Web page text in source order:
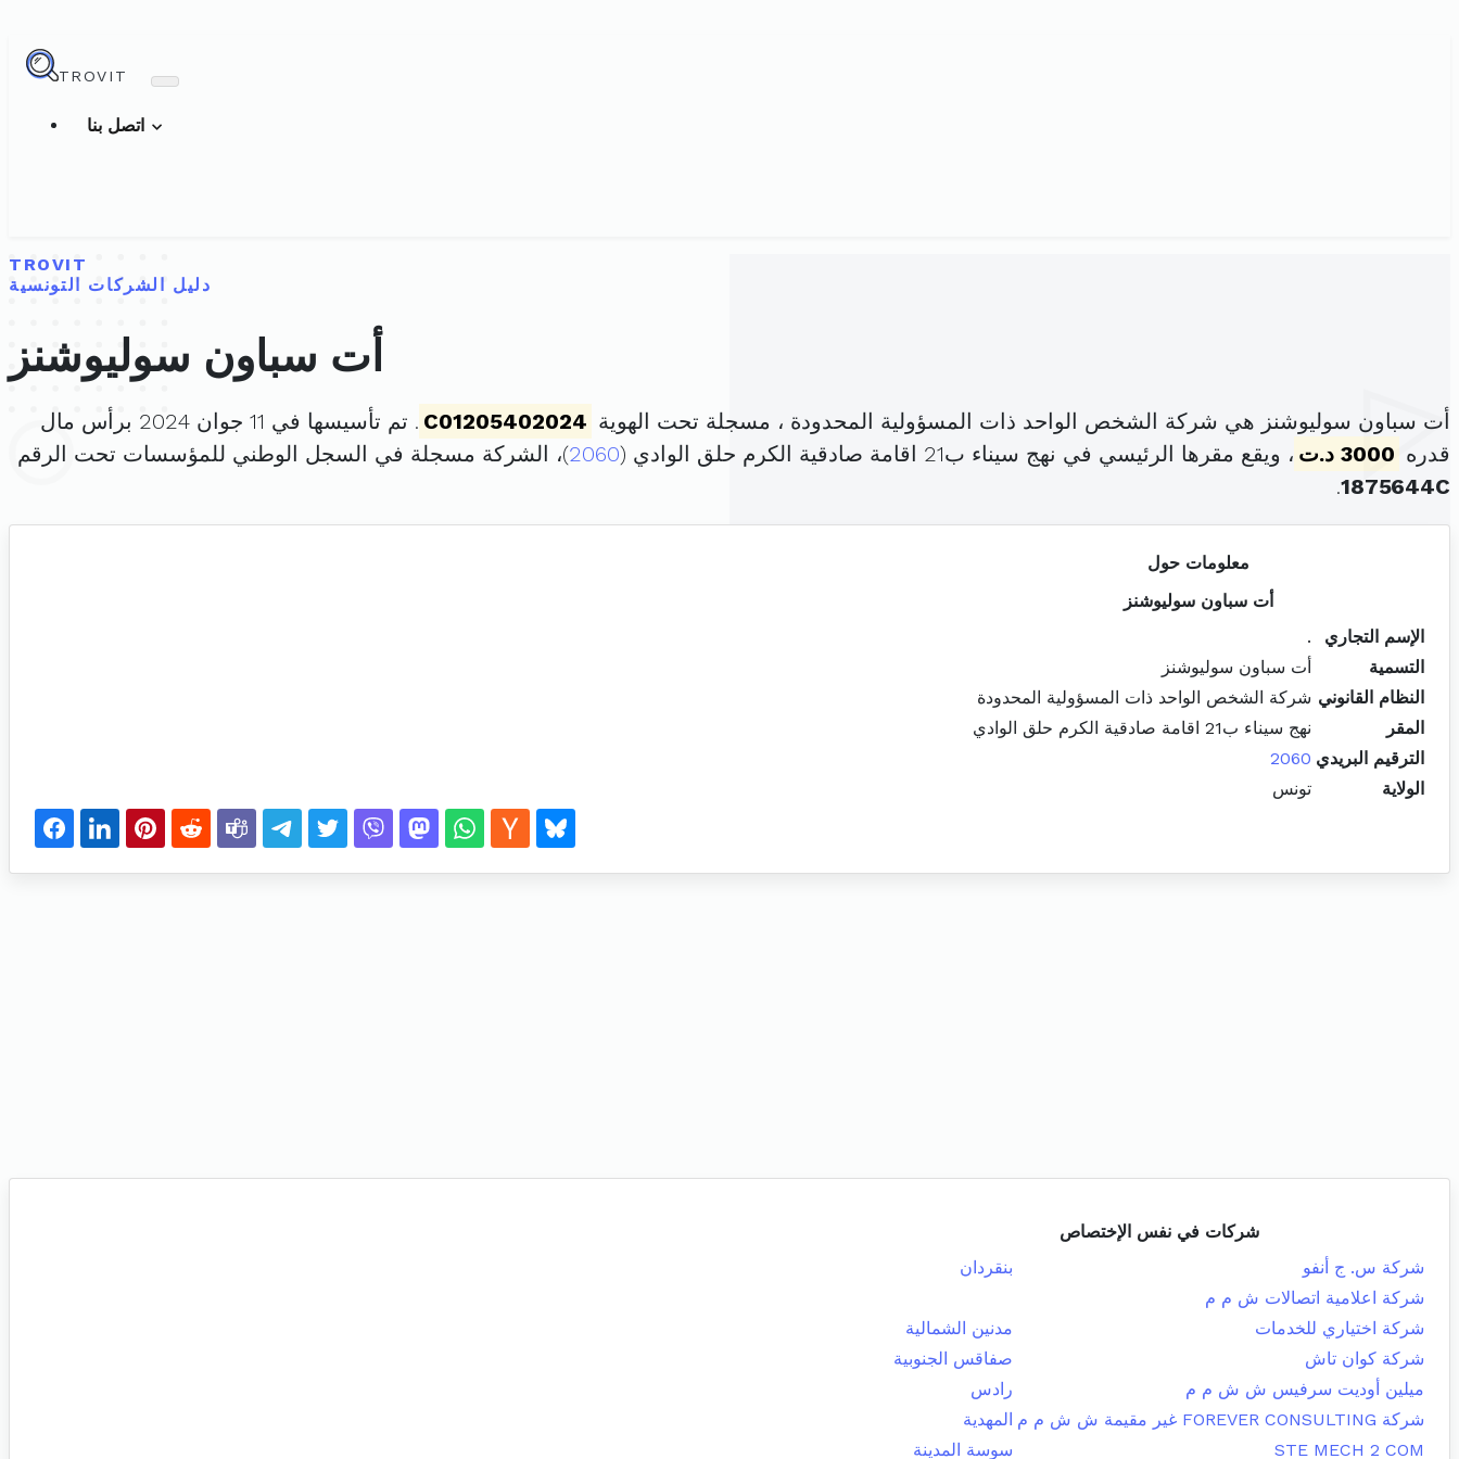
TROVIT
TROVIT
دليل الشركات التونسية
أت سباون سوليوشنز
أت سباون سوليوشنز هي شركة الشخص الواحد ذات المسؤولية المحدودة ، مسجلة تحت الهوية C01205402024
. تم تأسيسها في 11 جوان 2024 برأس مال
قدره 3000 د.ت ، ويقع مقرها الرئيسي في نهج سيناء ب21 اقامة صادقية الكرم حلق الوادي ( 2060)، الشركة مسجلة في السجل الوطني للمؤسسات تحت الرقم
1875644C
.
معلومات حول
أت سباون سوليوشنز
الإسم التجاري
.
التسمية
أت سباون سوليوشنز
النظام القانوني شركة الشخص الواحد ذات المسؤولية المحدودة
المقر
نهج سيناء ب21 اقامة صادقية الكرم حلق الوادي
الترقيم البريدي 2060
الولاية
تونس
شركات في نفس الإختصاص
شركة س. ج أنفو
بنقردان
شركة اعلامية اتصالات ش م م
شركة اختياري للخدمات
مدنين الشمالية
شركة كوان تاش
صفاقس الجنوبية
ميلين أوديت سرفيس ش ش م م
رادس
شركة FOREVER CONSULTING غير مقيمة ش ش م م
المهدية
STE MECH 2 COM
سوسة المدينة